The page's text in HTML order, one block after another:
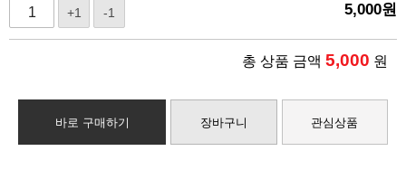
+1 -1 5,000원
총 상품 금액 5,000 원
바로 구매하기 장바구니 관심상품